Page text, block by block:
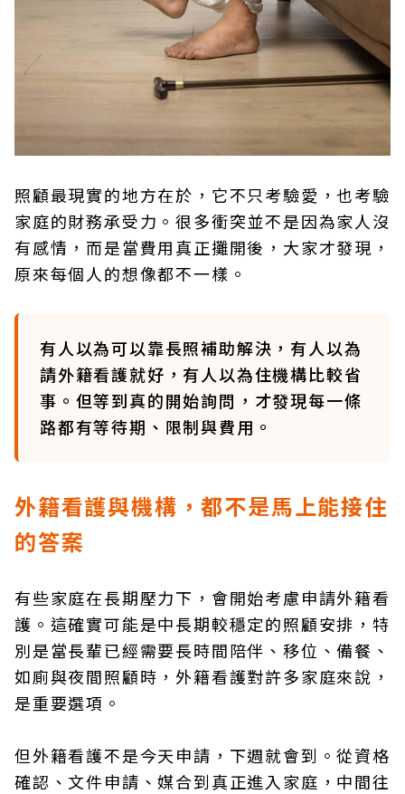
照顧最現實的地方在於，它不只考驗愛，也考驗
家庭的財務承受力。很多衝突並不是因為家人沒
有感情，而是當費用真正攤開後，大家才發現，
原來每個人的想像都不一樣。
有人以為可以靠長照補助解決，有人以為
請外籍看護就好，有人以為住機構比較省
事。但等到真的開始詢問，才發現每一條
路都有等待期、限制與費用。
外籍看護與機構，都不是馬上能接住
的答案
有些家庭在長期壓力下，會開始考慮申請外籍看
護。這確實可能是中長期較穩定的照顧安排，特
別是當長輩已經需要長時間陪伴、移位、備餐、
如廁與夜間照顧時，外籍看護對許多家庭來說，
是重要選項。
但外籍看護不是今天申請，下週就會到。從資格
確認、文件申請、媒合到真正進入家庭，中間往